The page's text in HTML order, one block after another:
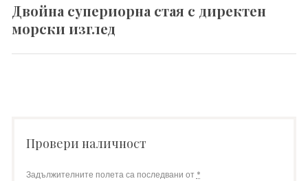
Previous
post:
Двойна супериорна стая с директен
морски изглед
Провери наличност
Задължителните полета са последвани от *